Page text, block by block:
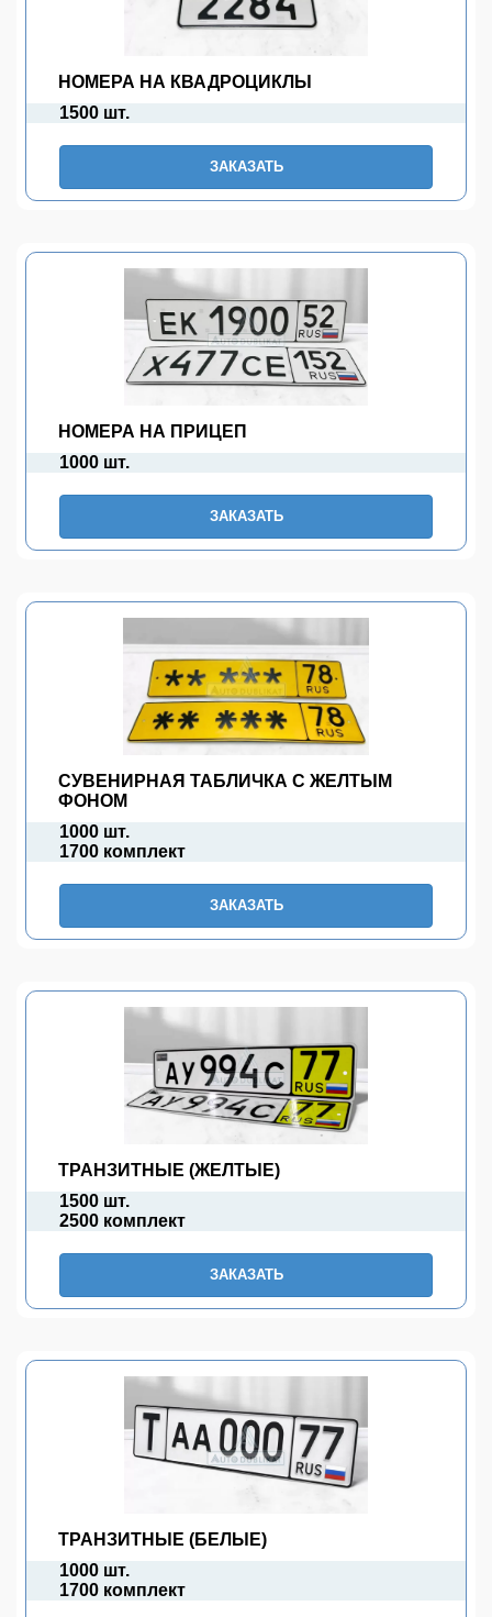
НОМЕРА НА КВАДРОЦИКЛЫ
1500 шт.
ЗАКАЗАТЬ
НОМЕРА НА ПРИЦЕП
1000 шт.
ЗАКАЗАТЬ
СУВЕНИРНАЯ ТАБЛИЧКА С ЖЕЛТЫМ
ФОНОМ
1000 шт.
1700 комплект
ЗАКАЗАТЬ
ТРАНЗИТНЫЕ (ЖЕЛТЫЕ)
1500 шт.
2500 комплект
ЗАКАЗАТЬ
ТРАНЗИТНЫЕ (БЕЛЫЕ)
1000 шт.
1700 комплект